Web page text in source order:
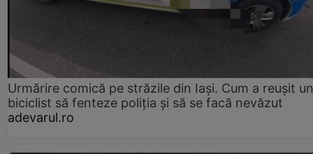
Urmărire comică pe străzile din Iași. Cum a reușit un
biciclist să fenteze poliția și să se facă nevăzut
adevarul.ro